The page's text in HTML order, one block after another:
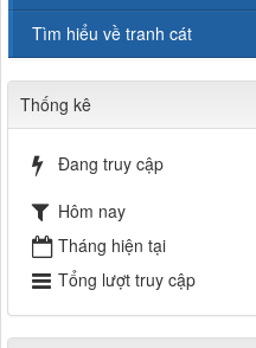
Tìm hiểu về tranh cát
Thống kê
Đang truy cập
Hôm nay
Tháng hiện tại
Tổng lượt truy cập